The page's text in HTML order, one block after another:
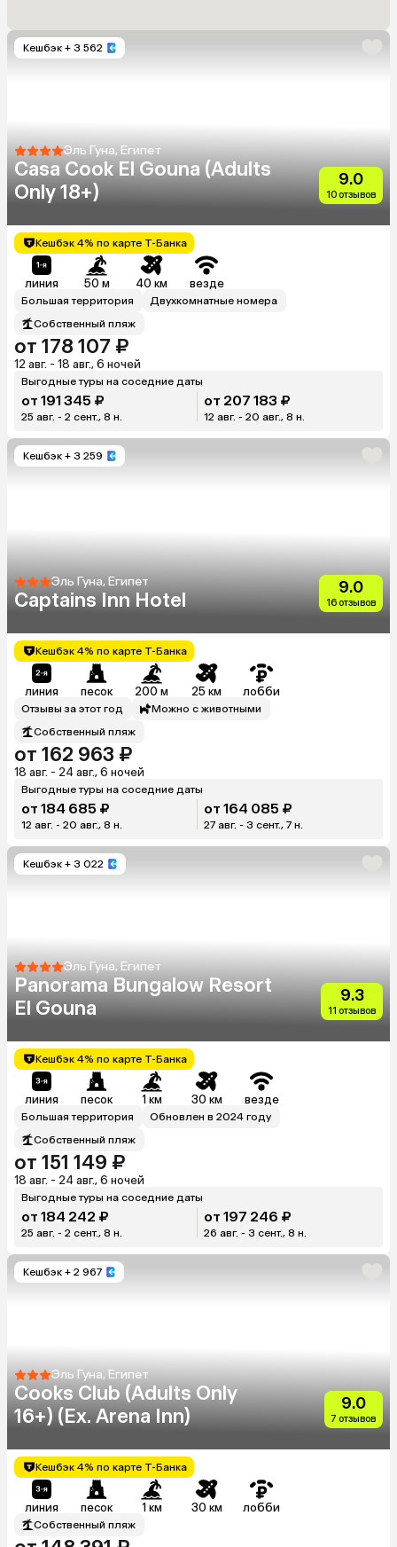
Кешбэк + 3 562
Эль Гуна, Египет
Casa Cook El Gouna (Adults
Only 18+)
9.0
10 отзывов
Кешбэк 4% по карте Т-Банка
линия 50 м 40 км везде
Большая территория
Двухкомнатные номера
Собственный пляж
от 178 107 ₽
12 авг. - 18 авг., 6 ночей
Выгодные туры на соседние даты
от 191 345 ₽
25 авг. - 2 сент., 8 н.
от 207 183 ₽
12 авг. - 20 авг., 8 н.
Кешбэк + 3 259
Эль Гуна, Египет
Captains Inn Hotel
9.0
16 отзывов
Кешбэк 4% по карте Т-Банка
линия песок 200 м 25 км лобби
Отзывы за этот год
Можно с животными
Собственный пляж
от 162 963 ₽
18 авг. - 24 авг., 6 ночей
Выгодные туры на соседние даты
от 184 685 ₽
12 авг. - 20 авг., 8 н.
от 164 085 ₽
27 авг. - 3 сент., 7 н.
Кешбэк + 3 022
Эль Гуна, Египет
Panorama Bungalow Resort
El Gouna
9.3
11 отзывов
Кешбэк 4% по карте Т-Банка
линия песок 1 км 30 км везде
Большая территория
Обновлен в 2024 году
Собственный пляж
от 151 149 ₽
18 авг. - 24 авг., 6 ночей
Выгодные туры на соседние даты
от 184 242 ₽
25 авг. - 2 сент., 8 н.
от 197 246 ₽
26 авг. - 3 сент., 8 н.
Кешбэк + 2 967
Эль Гуна, Египет
Cooks Club (Adults Only
16+) (Ex. Arena Inn)
9.0
7 отзывов
Кешбэк 4% по карте Т-Банка
линия песок 1 км 30 км лобби
Собственный пляж